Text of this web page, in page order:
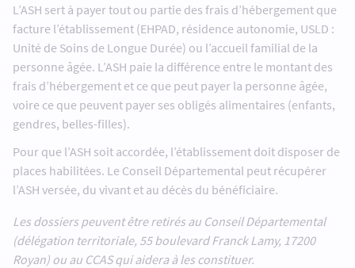
L’ASH sert à payer tout ou partie des frais d’hébergement que
facture l’établissement (EHPAD, résidence autonomie, USLD :
Unité de Soins de Longue Durée) ou l’accueil familial de la
personne âgée. L’ASH paie la différence entre le montant des
frais d’hébergement et ce que peut payer la personne âgée,
voire ce que peuvent payer ses obligés alimentaires (enfants,
gendres, belles-filles).
Pour que l’ASH soit accordée, l’établissement doit disposer de
places habilitées. Le Conseil Départemental peut récupérer
l’ASH versée, du vivant et au décès du bénéficiaire.
Les dossiers peuvent être retirés au Conseil Départemental
(délégation territoriale, 55 boulevard Franck Lamy, 17200
Royan) ou au CCAS qui aidera à les constituer.